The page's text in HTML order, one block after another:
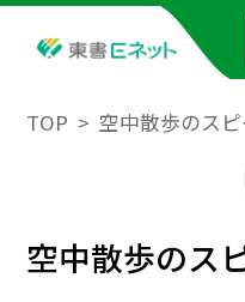
TOP 空中散歩のス
空中散歩のス